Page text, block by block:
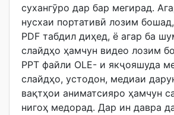
сухангӯро дар бар мегирад.
нусхаи портативӣ лозим
PDF табдил диҳед, ё агар ба
слайдҳо ҳамчун видео лозим
PPT файли OLE- и якҷояшуда
слайдҳо, устодон, медиаи
вақтҳои аниматсияро ҳамчун
нигоҳ медорад. Дар ин давра